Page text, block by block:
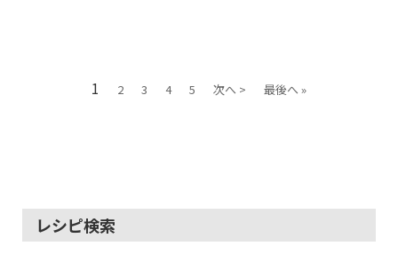
1 2 3 4 5 次へ > 最後へ »
レシピ検索